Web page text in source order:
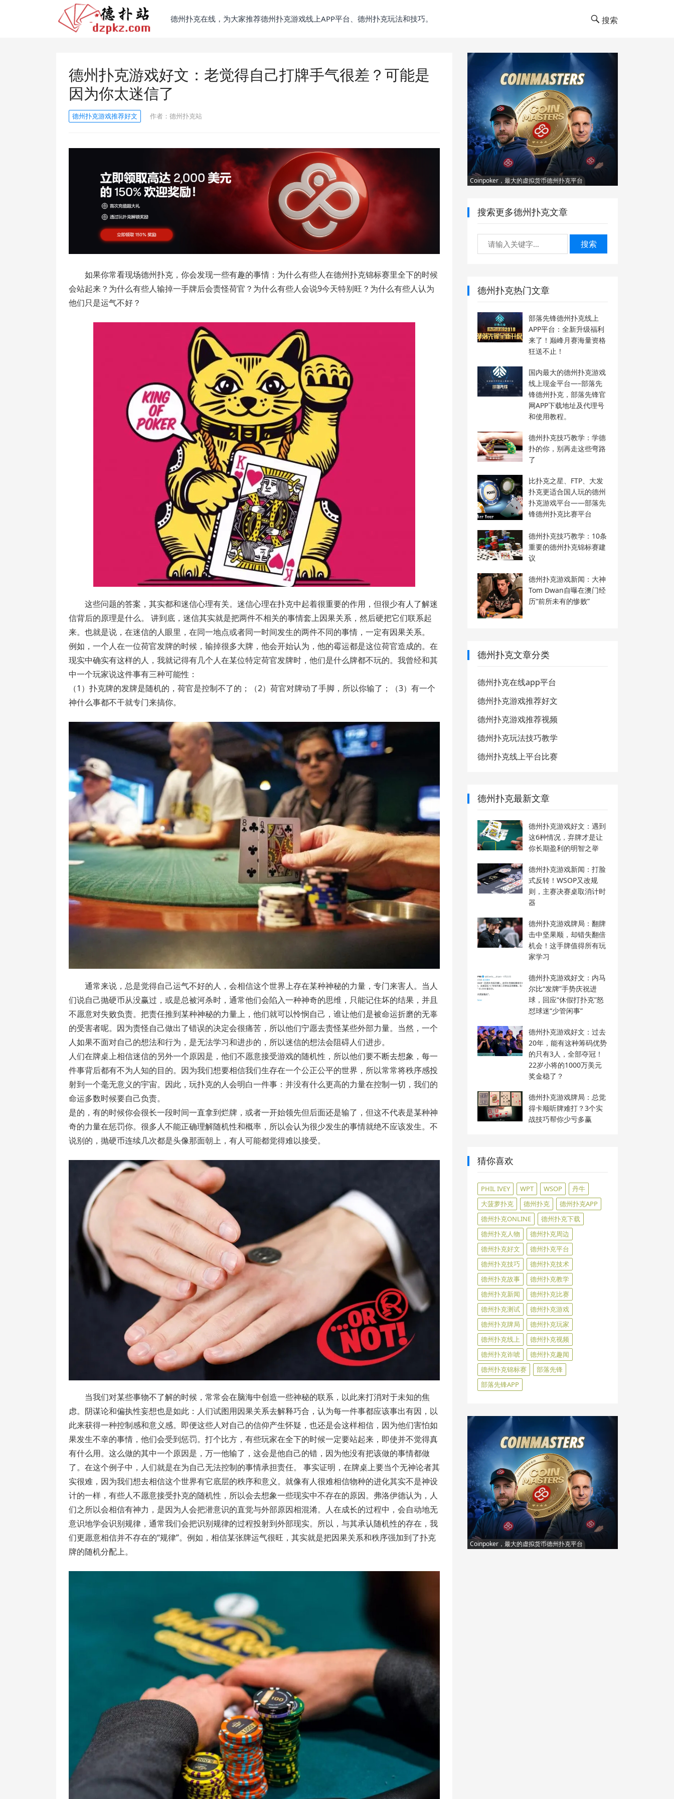
德州扑克在线，为大家推荐德州扑克游戏线上APP平台、德州扑克玩法和技巧。 搜索
德州扑克游戏好文：老觉得自己打牌手气很差？可能是
因为你太迷信了
德州扑克游戏推荐好文 作者： 德州扑克站
如果你常看现场德州扑克，你会发现一些有趣的事情：为什么有些人在德州扑克锦标赛里全下的时候
会站起来？为什么有些人输掉一手牌后会责怪荷官？为什么有些人会说9今天特别旺？为什么有些人认为
他们只是运气不好？
这些问题的答案，其实都和迷信心理有关。迷信心理在扑克中起着很重要的作用，但很少有人了解迷
信背后的原理是什么。 讲到底，迷信其实就是把两件不相关的事情套上因果关系，然后硬把它们联系起
来。也就是说，在迷信的人眼里，在同一地点或者同一时间发生的两件不同的事情，一定有因果关系。
例如，一个人在一位荷官发牌的时候，输掉很多大牌，他会开始认为，他的霉运都是这位荷官造成的。在
现实中确实有这样的人，我就记得有几个人在某位特定荷官发牌时，他们是什么牌都不玩的。我曾经和其
中一个玩家说这件事有三种可能性：
（1）扑克牌的发牌是随机的，荷官是控制不了的；（2）荷官对牌动了手脚，所以你输了；（3）有一个
神什么事都不干就专门来搞你。
通常来说，总是觉得自己运气不好的人，会相信这个世界上存在某种神秘的力量，专门来害人。当人
们说自己抛硬币从没赢过，或是总被河杀时，通常他们会陷入一种神奇的思维，只能记住坏的结果，并且
不愿意对失败负责。把责任推到某种神秘的力量上，他们就可以怜悯自己，谁让他们是被命运折磨的无辜
的受害者呢。因为责怪自己做出了错误的决定会很痛苦，所以他们宁愿去责怪某些外部力量。当然，一个
人如果不面对自己的想法和行为，是无法学习和进步的，所以迷信的想法会阻碍人们进步。
人们在牌桌上相信迷信的另外一个原因是，他们不愿意接受游戏的随机性，所以他们要不断去想象，每一
件事背后都有不为人知的目的。因为我们想要相信我们生存在一个公正公平的世界，所以常常将秩序感投
射到一个毫无意义的宇宙。因此，玩扑克的人会明白一件事：并没有什么更高的力量在控制一切，我们的
命运多数时候要自己负责。
是的，有的时候你会很长一段时间一直拿到烂牌，或者一开始领先但后面还是输了，但这不代表是某种神
奇的力量在惩罚你。很多人不能正确理解随机性和概率，所以会认为很少发生的事情就绝不应该发生。不
说别的，抛硬币连续几次都是头像那面朝上，有人可能都觉得难以接受。
当我们对某些事物不了解的时候，常常会在脑海中创造一些神秘的联系，以此来打消对于未知的焦
虑。阴谋论和偏执性妄想也是如此：人们试图用因果关系去解释巧合，认为每一件事都应该事出有因，以
此来获得一种控制感和意义感。即便这些人对自己的信仰产生怀疑，也还是会这样相信，因为他们害怕如
果发生不幸的事情，他们会受到惩罚。打个比方，有些玩家在全下的时候一定要站起来，即使并不觉得真
有什么用。这么做的其中一个原因是，万一他输了，这会是他自己的错，因为他没有把该做的事情都做
了。在这个例子中，人们就是在为自己无法控制的事情承担责任。 事实证明，在牌桌上要当个无神论者其
实很难，因为我们想去相信这个世界有它底层的秩序和意义。就像有人很难相信物种的进化其实不是神设
计的一样，有些人不愿意接受扑克的随机性，所以会去想象一些现实中不存在的原因。弗洛伊德认为，人
们之所以会相信有神力，是因为人会把潜意识的直觉与外部原因相混淆。人在成长的过程中，会自动地无
意识地学会识别规律，通常我们会把识别规律的过程投射到外部现实。所以，与其承认随机性的存在，我
们更愿意相信并不存在的“规律”。例如，相信某张牌运气很旺，其实就是把因果关系和秩序强加到了扑克
牌的随机分配上。
Coinpoker，最大的虚拟货币德州扑克平台
搜索更多德州扑克文章
搜索
德州扑克热门文章
部落先锋德州扑克线上
APP平台：全新升级福利
来了！巅峰月赛海量资格
狂送不止！
国内最大的德州扑克游戏
线上现金平台—–部落先
锋德州扑克，部落先锋官
网APP下载地址及代理号
和使用教程。
德州扑克技巧教学：学德
扑的你，别再走这些弯路
了
比扑克之星、FTP、大发
扑克更适合国人玩的德州
扑克游戏平台——部落先
锋德州扑克比赛平台
德州扑克技巧教学：10条
重要的德州扑克锦标赛建
议
德州扑克游戏新闻：大神
Tom Dwan自曝在澳门经
历“前所未有的惨败”
德州扑克文章分类
德州扑克在线app平台
德州扑克游戏推荐好文
德州扑克游戏推荐视频
德州扑克玩法技巧教学
德州扑克线上平台比赛
德州扑克最新文章
德州扑克游戏好文：遇到
这6种情况，弃牌才是让
你长期盈利的明智之举
德州扑克游戏新闻：打脸
式反转！WSOP又改规
则，主赛决赛桌取消计时
器
德州扑克游戏牌局：翻牌
击中坚果顺，却错失翻倍
机会！这手牌值得所有玩
家学习
德州扑克游戏好文：内马
尔比“发牌”手势庆祝进
球，回应“休假打扑克”怒
怼球迷“少管闲事”
德州扑克游戏好文：过去
20年，能有这种筹码优势
的只有3人，全部夺冠！
22岁小将的1000万美元
奖金稳了？
德州扑克游戏牌局：总觉
得卡顺听牌难打？3个实
战技巧帮你少亏多赢
猜你喜欢
PHIL IVEY WPT WSOP
丹牛
大菠萝扑克
德州扑克
德州扑克APP
德州扑克ONLINE
德州扑克下载
德州扑克人物
德州扑克周边
德州扑克好文
德州扑克平台
德州扑克技巧
德州扑克技术
德州扑克故事
德州扑克教学
德州扑克新闻
德州扑克比赛
德州扑克测试
德州扑克游戏
德州扑克牌局
德州扑克玩家
德州扑克线上
德州扑克视频
德州扑克诈唬
德州扑克趣闻
德州扑克锦标赛
部落先锋
部落先锋APP
Coinpoker，最大的虚拟货币德州扑克平台